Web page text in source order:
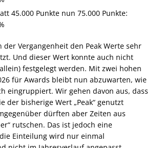
45.000 Punkte nun 75.000 Punkte:
der Vergangenheit den Peak Werte sehr
Und dieser Wert konnte auch nicht
festgelegt werden. Mit zwei hohen
für Awards bleibt nun abzuwarten, wie
eingruppiert. Wir gehen davon aus, dass
der bisherige Wert „Peak“ genutzt
dürften aber Zeiten aus
rutschen. Das ist jedoch eine
Einteilung wird nur einmal